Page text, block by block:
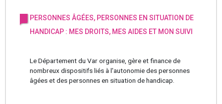
PERSONNES ÂGÉES, PERSONNES EN SITUATION DE
HANDICAP : MES DROITS, MES AIDES ET MON SUIVI
Le Département du Var organise, gère et finance de
nombreux dispositifs liés à l'autonomie des personnes
âgées et des personnes en situation de handicap.